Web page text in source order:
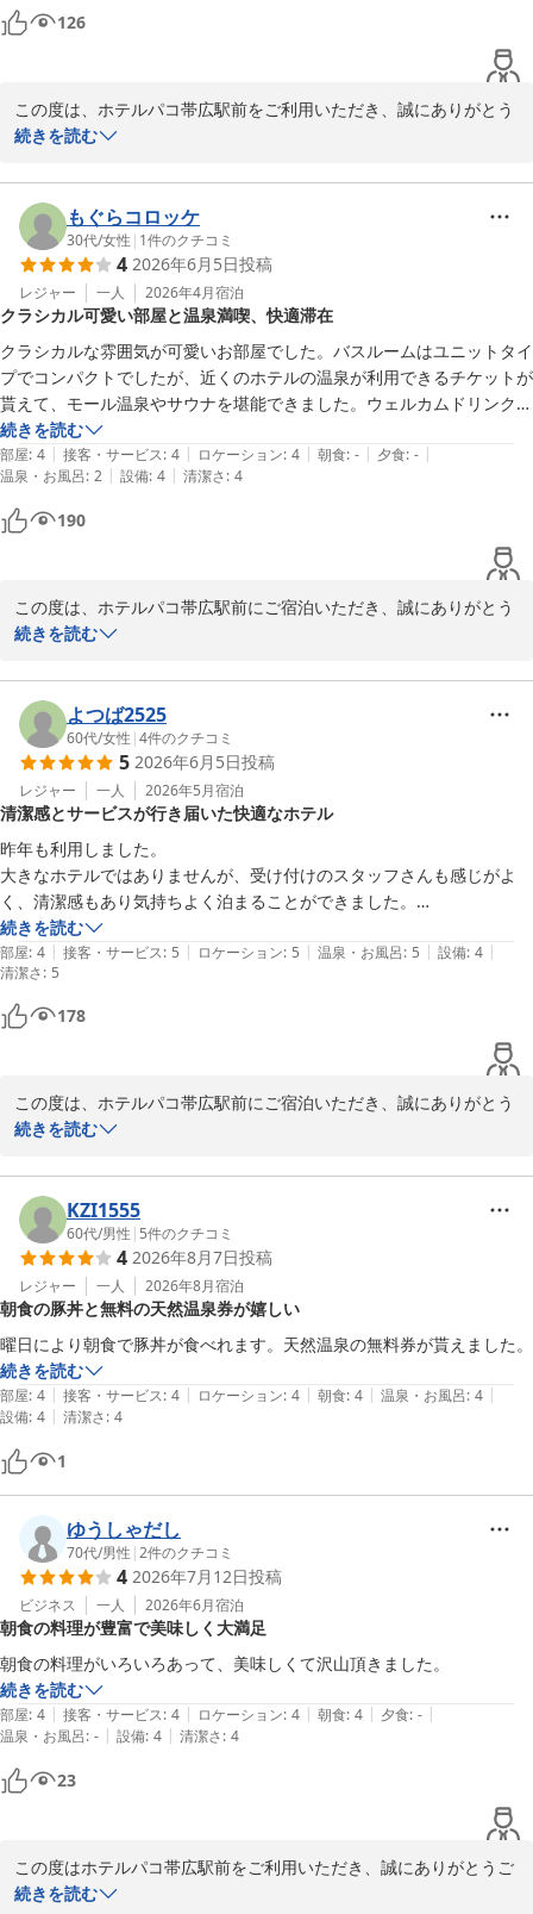
126
この度は、ホテルパコ帯広駅前をご利用いただき、誠にありがとう
ございます。
褒めの言葉をいただき大変嬉しく存じます。ご宿泊いただく皆様に
ご満足いただけるよう、より良い設備を考慮しております。
ご朝食につきましても帯広名物豚丼の他、甘い厚焼き卵焼きなど当
ホテル自慢のメニューをお楽しみいただけたようで何よりです。日
替わりで多くのメニューを用意しておりますので、次回ご宿泊の際
はまた違った料理をお楽しみいただけると幸いです。
スタッフの対応にも温かいお言葉を賜り、とても励みになります。
このお言葉に甘えることなく、今後も従業員一同精進して参りま
す。
またこちらにお越しの際は、是非当ホテルをご利用ください。お客
様の次回のお越しを心よりお待ち申し上げております。
フロント　廣井
ホテルパコ帯広駅前（旧ホテルパコ帯広２）
続きを読む
もぐらコロッケ
30代/女性 | 1件のクチコミ
4 2026年6月5日投稿
レジャー 一人 2026年4月宿泊
クラシカル可愛い部屋と温泉満喫、快適滞在
クラシカルな雰囲気が可愛いお部屋でした。バスルームはユニットタイ
プでコンパクトでしたが、近くのホテルの温泉が利用できるチケットが
貰えて、モール温泉やサウナを堪能できました。ウェルカムドリンクサ
ービスやシャンプーバー、入浴剤など嬉しいサービスが用意されてたの
もありがたかったです。建物自体は歴史を感じる雰囲気でしたが、掃除
が行き届いており清潔感がありました。駅からも近く、リーズナブルな
のにとても快適な滞在でした。また利用させていただきたいです。
続きを読む
部屋: 4 | 接客・サービス: 4 | ロケーション: 4 | 朝食: - | 夕食: - |
温泉・お風呂: 2 | 設備: 4 | 清潔さ: 4
190
この度は、ホテルパコ帯広駅前にご宿泊いただき、誠にありがとう
ございます。
リニューアルの際に、各フロア違った色調の可愛いらしいデザイン
のお部屋に生まれ変わりました。お客様のおっしゃる通り、クラシ
カルな雰囲気が心地良いと、皆様からもお喜びの声をいただいてお
ります。次回は違った色調のお部屋のご用意も可能でございますの
で、ご要望がございましたら、ご予約の際お気軽にお申し付けくだ
さい。
また、シャンプーバーや入浴剤につきましても、お喜びいただき嬉
しいです。各4種類ご用意しておりますので、次回はまた違った種
類のものをお楽しみいただけると幸いです。
歴史を感じる、決して新しいホテルではございませんが、今後も清
潔丁寧な清掃に加え、リーズナブルな価格でお客様をお迎えできる
よう努めて参ります。またこちらにお越しの際は、是非当ホテルを
ご利用ください。ご来館を、お待ち申し上げております。
2026-06-09
続きを読む
よつば2525
60代/女性 |4件のクチコミ
5 2026年6月5日投稿
レジャー 一人 2026年5月宿泊
清潔感とサービスが行き届いた快適なホテル
昨年も利用しました。
大きなホテルではありませんが、受け付けのスタッフさんも感じがよ
く、清潔感もあり気持ちよく泊まることができました。
大浴場は道をはさんですぐのホテルCABINの入浴券が貰えます。
CABINの天然モール温泉も利用できて、このお値段はかなりお得で
す。
また、選べる枕というシステムがあり、好みのものを貸し出してもらえ
たり、お茶やコーヒーの抽出機もあり自由に飲めるのでありがたいで
続きを読む
部屋: 4 | 接客・サービス: 5 | ロケーション: 5 | 温泉・お風呂: 5 | 設備: 4 |
清潔さ: 5
178
この度は、ホテルパコ帯広駅前にご宿泊いただき、誠にありがとう
ございます。
おっしゃる通り、大きなホテルではございませんが、小さなホテル
だからこそできる接客・サービスを、従業員一人一人が意識してお
客様と接しております。今後も今以上に皆様にご満足いただけるよ
う、努めて参ります。
選べる枕につきましては、お客様からのご要望にお応えし、高さ・
硬さの異なる数種類を取り揃えました。お客様のお好みの枕で、ご
ゆっくりお休みいただけると幸いです。
2階フリースペースのコーヒーマシーンは、13時〜21時の間ご利用
いただけます。雑誌や漫画本もご用意しておりますので、是非おく
つろぎの場にご利用くださいませ。
ご投稿いただき、ありがとうございました。次回のご利用を、スタ
ッフ一同お待ち申し上げております。
フロント　廣井
ホテルパコ帯広駅前（旧ホテルパコ帯広２）
2026-06-09
続きを読む
KZI1555
60代/男性 | 5件のクチコミ
4 2026年8月7日投稿
レジャー 一人 2026年8月宿泊
朝食の豚丼と無料の天然温泉券が嬉しい
曜日により朝食で豚丼が食べれます。天然温泉の無料券が貰えました。
続きを読む
部屋: 4 | 接客・サービス: 4 | ロケーション: 4 | 朝食: 4 | 温泉・お風呂: 4 |
設備: 4 | 清潔さ: 4
1
ゆうしゃだし
70代/男性 |2件のクチコミ
4 2026年7月12日投稿
ビジネス 一人 2026年6月宿泊
朝食の料理が豊富で美味しく大満足
朝食の料理がいろいろあって、美味しくて沢山頂きました。
続きを読む
部屋: 4 | 接客・サービス: 4 | ロケーション: 4 | 朝食: 4 | 夕食: - |
温泉・お風呂: - | 設備: 4 | 清潔さ: 4
23
この度はホテルパコ帯広駅前をご利用いただき、誠にありがとうご
ざいます。
続きを読む